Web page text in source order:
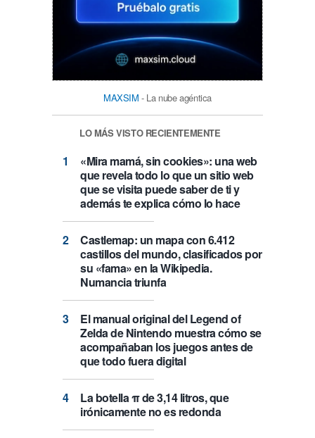
MAXSIM - La nube agéntica
LO MÁS VISTO RECIENTEMENTE
«Mira mamá, sin cookies»: una web
que revela todo lo que un sitio web
que se visita puede saber de ti y
además te explica cómo lo hace
Castlemap: un mapa con 6.412
castillos del mundo, clasificados por
su «fama» en la Wikipedia.
Numancia triunfa
El manual original del Legend of
Zelda de Nintendo muestra cómo se
acompañaban los juegos antes de
que todo fuera digital
La botella π de 3,14 litros, que
irónicamente no es redonda